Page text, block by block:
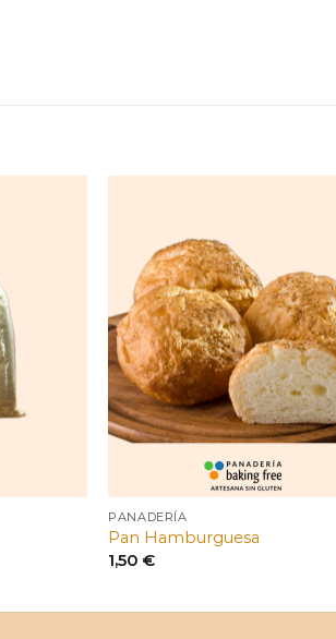
PANADERÍA
Pan Hamburguesa
1,50 €